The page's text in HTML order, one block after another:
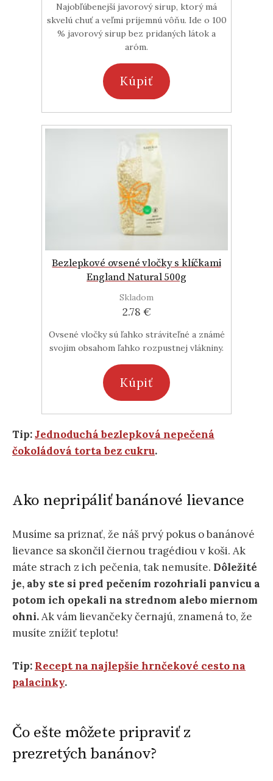
Najobľúbenejší javorový sirup, ktorý má
skvelú chuť a veľmi príjemnú vôňu. Ide o 100
% javorový sirup bez pridaných látok a
aróm.
Kúpiť
Bezlepkové ovsené vločky s klíčkami
England Natural 500g
Skladom
2.78 €
Ovsené vločky sú ľahko stráviteľné a známé
svojim obsahom ľahko rozpustnej vlákniny.
Kúpiť
Tip:Jednoduchá bezlepková nepečená
čokoládová torta bez cukru.
Ako nepripáliť banánové lievance
Musíme sa priznať, že náš prvý pokus o banánové
lievance sa skončil čiernou tragédiou v koši. Ak
máte strach z ich pečenia, tak nemusíte. Dôležité
je, aby ste si pred pečením rozohriali panvicu a
potom ich opekali na strednom alebo miernom
ohni.Ak vám lievančeky černajú, znamená to, že
musíte znížiť teplotu!
Tip: Recept na najlepšie hrnčekové cesto na
palacinky.
Čo ešte môžete pripraviť z
prezretých banánov?